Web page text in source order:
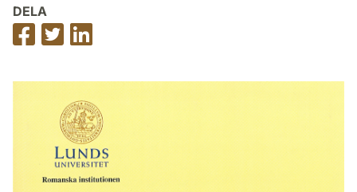
DELA
Dela
på
Dela
på
på